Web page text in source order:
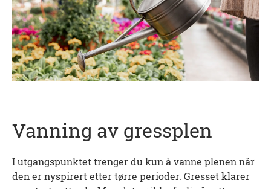
Vanning av gressplen
I utgangspunktet trenger du kun å vanne plenen når
den er nyspirert etter tørre perioder. Gresset klarer